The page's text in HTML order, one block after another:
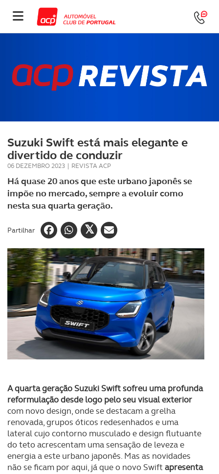
Suzuki Swift está mais elegante e
divertido de conduzir
06 DEZEMBRO 2023 | REVISTA ACP
Há quase 20 anos que este urbano japonês se
impõe no mercado, sempre a evoluir como
nesta sua quarta geração.
Partilhar
A quarta geração Suzuki Swift sofreu uma profunda
reformulação desde logo pelo seu visual exterior
com novo design, onde se destacam a grelha
renovada, grupos óticos redesenhados e uma
lateral cujo contorno musculado e design flutuante
do teto acrescentam uma sensação de leveza e
energia a este urbano japonês. Mas as novidades
não se ficam por aqui, já que o novo Swiftapresenta